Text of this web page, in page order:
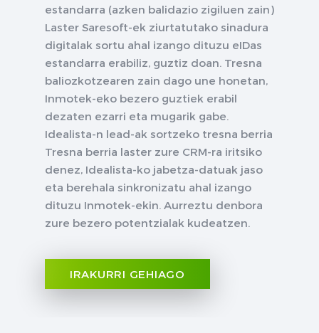
estandarra (azken balidazio zigiluen zain)
Laster Saresoft-ek ziurtatutako sinadura
digitalak sortu ahal izango dituzu eIDas
estandarra erabiliz, guztiz doan. Tresna
baliozkotzearen zain dago une honetan,
Inmotek-eko bezero guztiek erabil
dezaten ezarri eta mugarik gabe.
Idealista-n lead-ak sortzeko tresna berria
Tresna berria laster zure CRM-ra iritsiko
denez, Idealista-ko jabetza-datuak jaso
eta berehala sinkronizatu ahal izango
dituzu Inmotek-ekin. Aurreztu denbora
zure bezero potentzialak kudeatzen.
IRAKURRI GEHIAGO